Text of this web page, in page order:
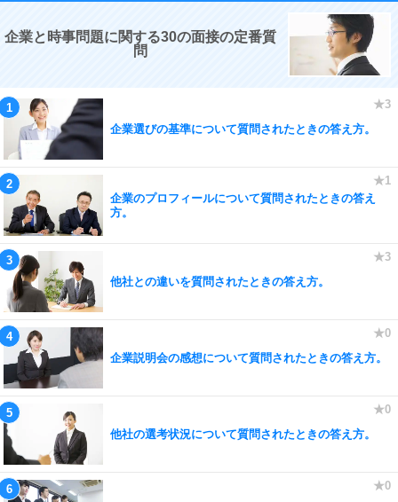
企業と時事問題に関する30の面接の定番質
問
企業選びの基準について質問されたときの答え方。
企業のプロフィールについて質問されたときの答え
方。
他社との違いを質問されたときの答え方。
企業説明会の感想について質問されたときの答え方。
他社の選考状況について質問されたときの答え方。